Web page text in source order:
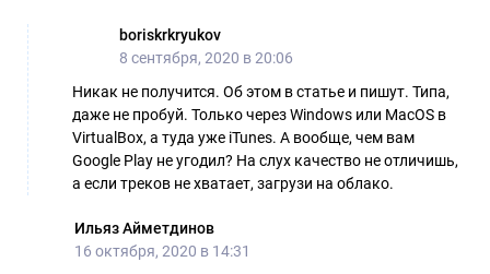
boriskrkryukov
8 сентября, 2020 в 20:06
Никак не получится. Об этом в статье и пишут. Типа,
даже не пробуй. Только через Windows или MacOS в
VirtualBox, а туда уже iTunes. А вообще, чем вам
Google Play не угодил? На слух качество не отличишь,
а если треков не хватает, загрузи на облако.
Ильяз Айметдинов
16 октября, 2020 в 14:31